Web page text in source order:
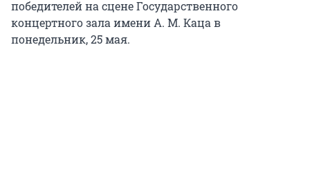
победителей на сцене Государственного
концертного зала имени А. М. Каца в
понедельник, 25 мая.